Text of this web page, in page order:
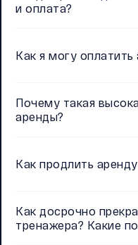
и оплата?
Как я могу
Почему такая
аренды?
Как продлить
Как досрочно
тренажера? Какие